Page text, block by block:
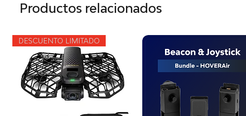
Productos relacionados
DESCUENTO LIMITADO